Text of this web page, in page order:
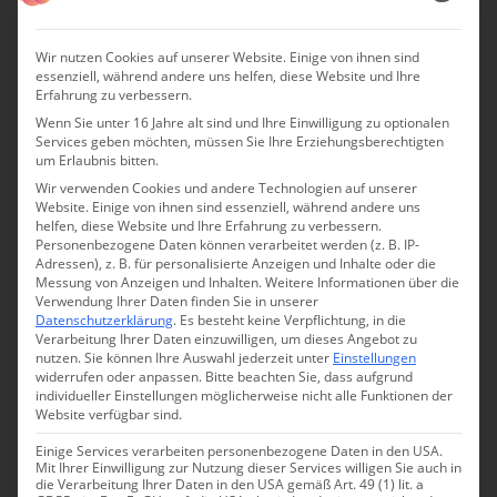
Wir nutzen Cookies auf unserer Website. Einige von ihnen sind
essenziell, während andere uns helfen, diese Website und Ihre
Erfahrung zu verbessern.
Wenn Sie unter 16 Jahre alt sind und Ihre Einwilligung zu optionalen
Services geben möchten, müssen Sie Ihre Erziehungsberechtigten
um Erlaubnis bitten.
Wir verwenden Cookies und andere Technologien auf unserer
Website. Einige von ihnen sind essenziell, während andere uns
helfen, diese Website und Ihre Erfahrung zu verbessern.
Personenbezogene Daten können verarbeitet werden (z. B. IP-
Adressen), z. B. für personalisierte Anzeigen und Inhalte oder die
Messung von Anzeigen und Inhalten.Weitere Informationen über die
Verwendung Ihrer Daten finden Sie in unserer
Datenschutzerklärung. Es besteht keine Verpflichtung, in die
Verarbeitung Ihrer Daten einzuwilligen, um dieses Angebot zu
nutzen.Sie können Ihre Auswahl jederzeit unter Einstellungen
widerrufen oder anpassen. Bitte beachten Sie, dass aufgrund
individueller Einstellungen möglicherweise nicht alle Funktionen der
Website verfügbar sind.
Einige Services verarbeiten personenbezogene Daten in den USA.
Mit Ihrer Einwilligung zur Nutzung dieser Services willigen Sie auch in
die Verarbeitung Ihrer Daten in den USA gemäß Art. 49 (1) lit. a